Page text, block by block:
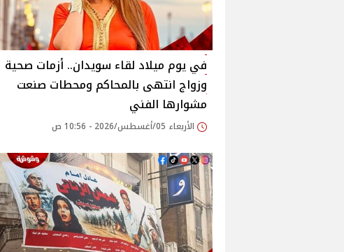
في يوم ميلاد لقاء سويدان.. أزمات صحية
وزواج انتهى بالمحاكم ومحطات صنعت
مشوارها الفني
الأربعاء 05/أغسطس/2026 - 10:56 ص